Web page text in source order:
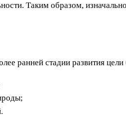
Таким образом,
ранней стадии развития